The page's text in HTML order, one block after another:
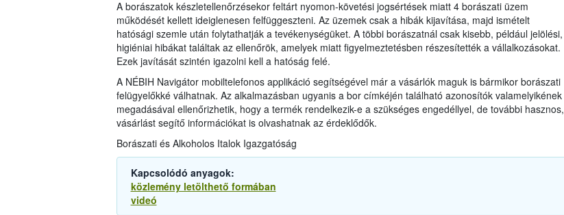
A borászatok készletellenőrzésekor feltárt nyomon-követési jogsértések miatt 4 borászati üzem
működését kellett ideiglenesen felfüggeszteni. Az üzemek csak a hibák kijavítása, majd ismételt
hatósági szemle után folytathatják a tevékenységüket. A többi borászatnál csak kisebb, például jelölési,
higiéniai hibákat találtak az ellenőrök, amelyek miatt figyelmeztetésben részesítették a vállalkozásokat.
Ezek javítását szintén igazolni kell a hatóság felé.
A NÉBIH Navigátor mobiltelefonos applikáció segítségével már a vásárlók maguk is bármikor borászati
felügyelőkké válhatnak. Az alkalmazásban ugyanis a bor címkéjén található azonosítók valamelyikének
megadásával ellenőrizhetik, hogy a termék rendelkezik-e a szükséges engedéllyel, de további hasznos,
vásárlást segítő információkat is olvashatnak az érdeklődők.
Borászati és Alkoholos Italok Igazgatóság
Kapcsolódó anyagok:
közlemény letölthető formában
videó